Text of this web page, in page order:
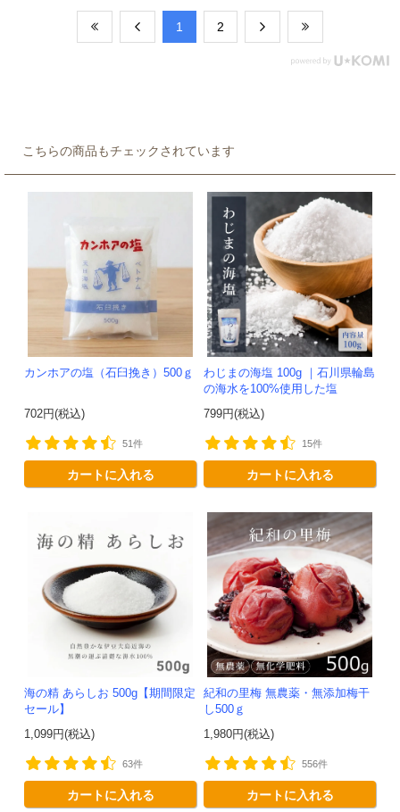
​1 ​2
こちらの商品もチェックされています
カンホアの塩（石臼挽き）500ｇ
702円(税込)
51件
カートに入れる
わじまの海塩 100g ｜石川県輪島
の海水を100%使用した塩
799円(税込)
15件
カートに入れる
海の精 あらしお 500g【期間限定
セール】
1,099円(税込)
63件
カートに入れる
紀和の里梅 無農薬・無添加梅干
し500ｇ
1,980円(税込)
556件
カートに入れる